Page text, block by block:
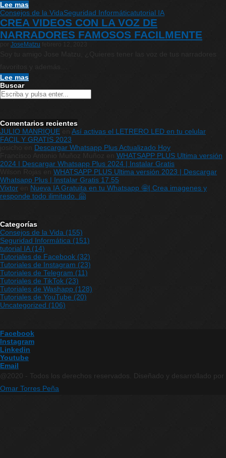
Lee mas
Consejos de la VidaSeguridad Informáticatutorial IA
CREA VIDEOS CON LA VOZ DE
NARRADORES FAMOSOS FACILMENTE
JoseMatzu
Soy tu amigo Jose Matzu, ¿Quieres tener las voz de tus narradores
favoritos y además…
Lee mas
Buscar
Comentarios recientes
JULIO MANRIQUE
Así activas el LETRERO LED en tu celular
FACIL Y GRATIS 2023
josicho
Descargar Whatsapp Plus Actualizado Hoy
WHATSAPP PLUS Ultima versión
2024 | Descargar Whatsapp Plus 2024 | Instalar Gratis
WHATSAPP PLUS Ultima versión 2023 | Descargar
Whatsapp Plus | Instalar Gratis 17.55
Vixtor
Nueva IA Gratuita en tu Whatsapp 🤩| Crea imagenes y
responde todo ilimitado. 🤗
Categorías
Consejos de la Vida (155)
Seguridad Informática (151)
tutorial IA (14)
Tutoriales de Facebook (32)
Tutoriales de Instagram (23)
Tutoriales de Telegram (11)
Tutoriales de TikTok (23)
Tutoriales de Washapp (128)
Tutoriales de YouTube (20)
Uncategorized (106)
Facebook
Instagram
Linkedin
Youtube
Email
@2020 - Todos los derechos reservados. Diseñado y desarrollado por
Omar Torres Peña